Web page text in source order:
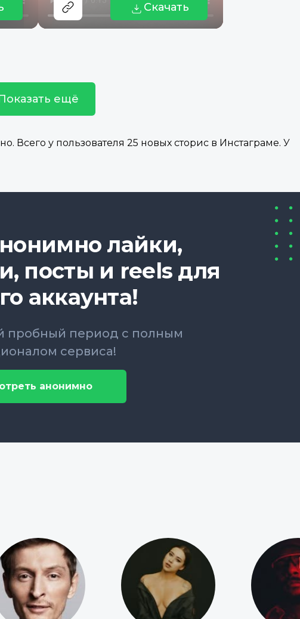
Скачать
ещё
Всего у пользователя 25 новых сторис в Инстаграме. У
лайки,
посты и reels для
аккаунта!
пробный период с полным
сервиса!
анонимно